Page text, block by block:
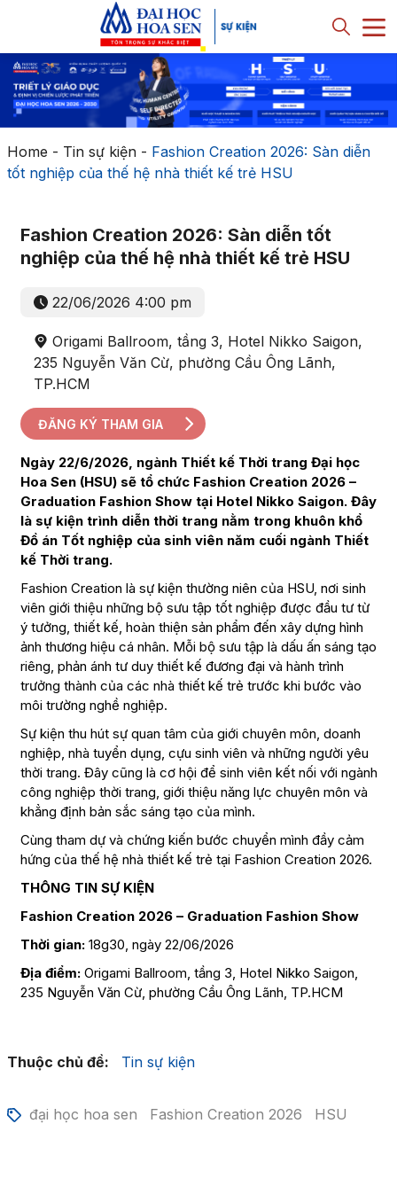
Home - Tin sự kiện- Fashion Creation 2026: Sàn diễn
tốt nghiệp của thế hệ nhà thiết kế trẻ HSU
Fashion Creation 2026: Sàn diễn tốt
nghiệp của thế hệ nhà thiết kế trẻ HSU
22/06/2026 4:00 pm
Origami Ballroom, tầng 3, Hotel Nikko Saigon,
235 Nguyễn Văn Cừ, phường Cầu Ông Lãnh,
TP.HCM
ĐĂNG KÝ THAM GIA
Ngày 22/6/2026, ngành Thiết kế Thời trang Đại học
Hoa Sen (HSU) sẽ tổ chức Fashion Creation 2026 –
Graduation Fashion Show tại Hotel Nikko Saigon. Đây
là sự kiện trình diễn thời trang nằm trong khuôn khổ
Đồ án Tốt nghiệp của sinh viên năm cuối ngành Thiết
kế Thời trang.
Fashion Creation là sự kiện thường niên của HSU, nơi sinh
viên giới thiệu những bộ sưu tập tốt nghiệp được đầu tư từ
ý tưởng, thiết kế, hoàn thiện sản phẩm đến xây dựng hình
ảnh thương hiệu cá nhân. Mỗi bộ sưu tập là dấu ấn sáng tạo
riêng, phản ánh tư duy thiết kế đương đại và hành trình
trưởng thành của các nhà thiết kế trẻ trước khi bước vào
môi trường nghề nghiệp.
Sự kiện thu hút sự quan tâm của giới chuyên môn, doanh
nghiệp, nhà tuyển dụng, cựu sinh viên và những người yêu
thời trang. Đây cũng là cơ hội để sinh viên kết nối với ngành
công nghiệp thời trang, giới thiệu năng lực chuyên môn và
khẳng định bản sắc sáng tạo của mình.
Cùng tham dự và chứng kiến bước chuyển mình đầy cảm
hứng của thế hệ nhà thiết kế trẻ tại Fashion Creation 2026.
THÔNG TIN SỰ KIỆN
Fashion Creation 2026 – Graduation Fashion Show
Thời gian:18g30, ngày 22/06/2026
Địa điểm: Origami Ballroom, tầng 3, Hotel Nikko Saigon,
235 Nguyễn Văn Cừ, phường Cầu Ông Lãnh, TP.HCM
Thuộc chủ đề: Tin sự kiện
đại học hoa sen Fashion Creation 2026 HSU